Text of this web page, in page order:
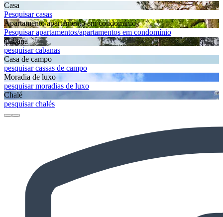
Casa
Pesquisar casas
Apartamento/apartamento em condomínio
Pesquisar apartamentos/apartamentos em condomínio
Cabana
pesquisar cabanas
Casa de campo
pesquisar cassas de campo
Moradia de luxo
pesquisar moradias de luxo
Chalé
pesquisar chalés